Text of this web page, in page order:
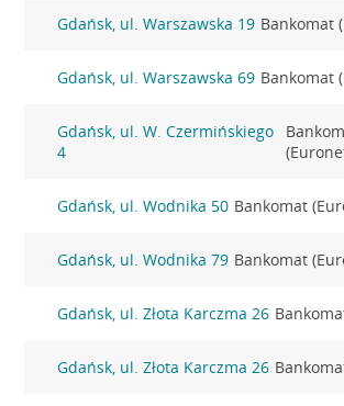
Gdańsk, ul. Warszawska 19 Bankomat
Gdańsk, ul. Warszawska 69 Bankomat
Gdańsk, ul. W. Czermińskiego
4
Gdańsk, ul. Wodnika 50 Bankomat
Gdańsk, ul. Wodnika 79 Bankomat
Gdańsk, ul. Złota Karczma 26
Gdańsk, ul. Złota Karczma 26